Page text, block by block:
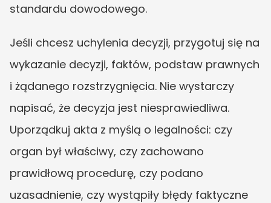
standardu dowodowego.
Jeśli chcesz uchylenia decyzji, przygotuj się na
wykazanie decyzji, faktów, podstaw prawnych
i żądanego rozstrzygnięcia. Nie wystarczy
napisać, że decyzja jest niesprawiedliwa.
Uporządkuj akta z myślą o legalności: czy
organ był właściwy, czy zachowano
prawidłową procedurę, czy podano
uzasadnienie, czy wystąpiły błędy faktyczne